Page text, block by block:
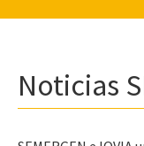
Noticias